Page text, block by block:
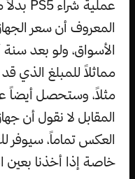
المعروف أن سعر
الأسواق، ولو بعد
مثلاً، وستحصل أيضاً
العكس تماماً، سيوفر
خاصة إذا أخذنا بعين